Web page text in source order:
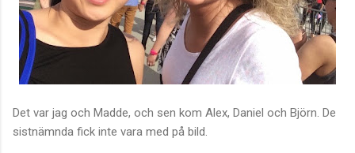
Det var jag och Madde, och sen kom Alex, Daniel och Björn. De
sistnämnda fick inte vara med på bild.